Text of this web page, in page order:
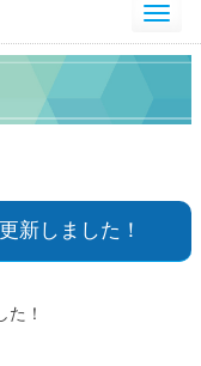
Toggle
navigation
新しました！
！